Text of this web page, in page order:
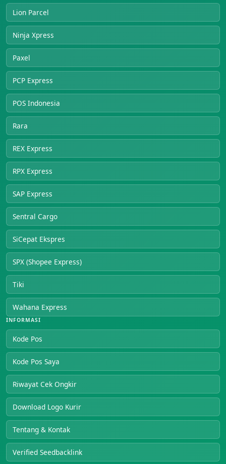
Lion Parcel
Ninja Xpress
Paxel
PCP Express
POS Indonesia
Rara
REX Express
RPX Express
SAP Express
Sentral Cargo
SiCepat Ekspres
SPX (Shopee Express)
Tiki
Wahana Express
INFORMASI
Kode Pos
Kode Pos Saya
Riwayat Cek Ongkir
Download Logo Kurir
Tentang & Kontak
Verified Seedbacklink